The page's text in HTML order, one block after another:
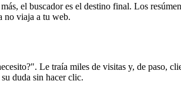
el buscador es el destino final. Los
no viaja a tu web.
Le traía miles de visitas y, de paso,
duda sin hacer clic.